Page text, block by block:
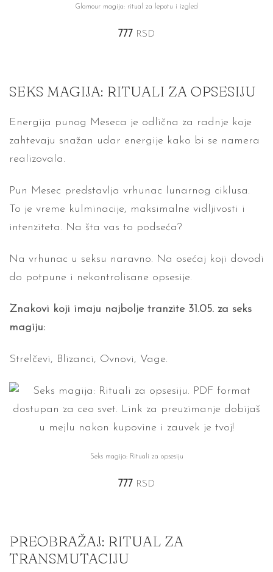
Glamour magija: ritual za lepotu i izgled
777 RSD
SEKS MAGIJA: RITUALI ZA OPSESIJU
Energija punog Meseca je odlična za radnje koje
zahtevaju snažan udar energije kako bi se namera
realizovala.
Pun Mesec predstavlja vrhunac lunarnog ciklusa.
To je vreme kulminacije, maksimalne vidljivosti i
intenziteta. Na šta vas to podseća?
Na vrhunac u seksu naravno. Na osećaj koji dovodi
do potpune i nekontrolisane opsesije.
Znakovi koji imaju najbolje tranzite 31.05. za seks
magiju:
Strelčevi, Blizanci, Ovnovi, Vage.
Seks magija: Rituali za opsesiju
777 RSD
PREOBRAŽAJ: RITUAL ZA
TRANSMUTACIJU